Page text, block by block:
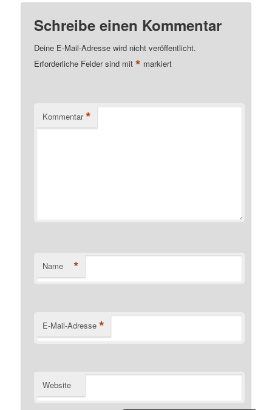
Schreibe einen Kommentar
Deine E-Mail-Adresse wird nicht veröffentlicht.
Erforderliche Felder sind mit* markiert
Kommentar *
Name *
E-Mail-Adresse *
Website